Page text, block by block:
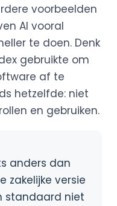
voorbeelden
AI vooral
te doen. Denk
gebruikte om
af te
hetzelfde: niet
en gebruiken.
anders dan
zakelijke versie
standaard niet